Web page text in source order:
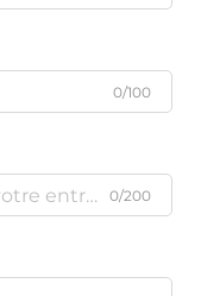
0/100
0/200